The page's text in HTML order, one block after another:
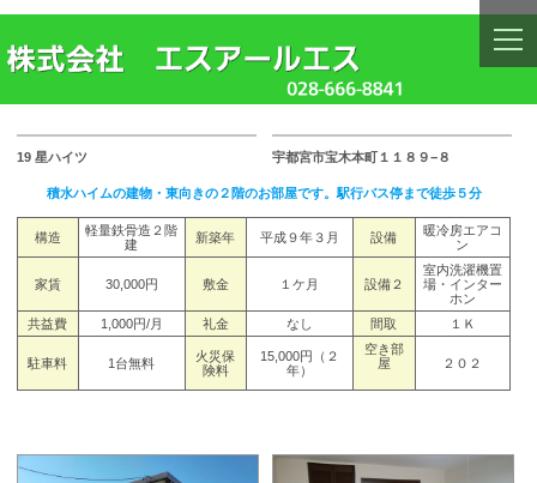
19 星ハイツ 宇都宮市宝木本町１１８９−８
積水ハイムの建物・東向きの２階のお部屋です。駅行バス停まで徒歩５分
構造
軽量鉄骨造２階
建
新築年 平成９年３月 設備
暖冷房エアコ
ン
家賃 30,000円 敷金 １ケ月 設備２
室内洗濯機置
場・インター
ホン
共益費
1,000円/月 礼金 なし 間取 １Ｋ
駐車料 1台無料
火災保
険料
15,000円（２
年）
空き部
屋
２０２